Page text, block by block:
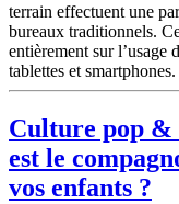
terrain effectuent une
bureaux traditionnels.
entièrement sur l’usage
tablettes et
Culture pop &
est le
vos enfants ?